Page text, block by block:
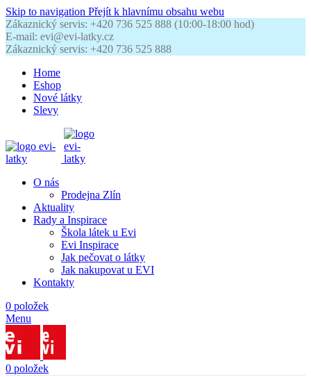
Skip to navigation Přejít k hlavnímu obsahu webu
Zákaznický servis: +420 736 525 888 (10:00-18:00 hod)
E-mail: evi@evi-latky.cz
Zákaznický servis: +420 736 525 888
Home
Eshop
Nové látky
Slevy
O nás
Prodejna Zlín
Aktuality
Rady a Inspirace
Škola látek u Evi
Evi Inspirace
Jak pečovat o látky
Jak nakupovat u EVI
Kontakty
0 položek
Menu
0 položek